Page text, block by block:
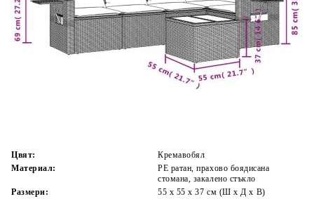
В наличност: 64 бр.
Време за доставка: 5 до 9 дни
Цвят:
Кремавобял
Материал:
PE ратан, прахово боядисана
стомана, закалено стъкло
Размери:
55 x 55 x 37 см (Ш x Д x В)